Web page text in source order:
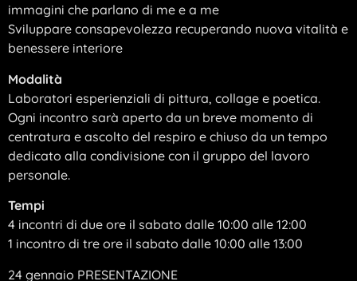
immagini che parlano di me e a me
Sviluppare consapevolezza recuperando nuova vitalità e
benessere interiore
Modalità
Laboratori esperienziali di pittura, collage e poetica.
Ogni incontro sarà aperto da un breve momento di
centratura e ascolto del respiro e chiuso da un tempo
dedicato alla condivisione con il gruppo del lavoro
personale.
Tempi
4 incontri di due ore il sabato dalle 10:00 alle 12:00
1 incontro di tre ore il sabato dalle 10:00 alle 13:00
24 gennaio PRESENTAZIONE